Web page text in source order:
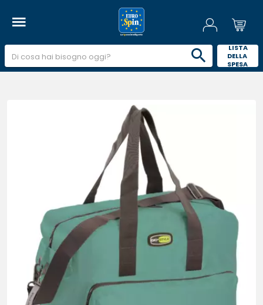
LISTA
DELLA
SPESA